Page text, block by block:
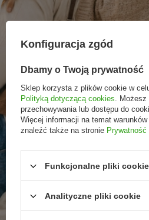
Konfiguracja zgód
Dbamy o Twoją prywatność
Sklep korzysta z plików cookie w
Polityką dotyczącą cookies .
przechowywania lub dostępu do
Więcej informacji na temat
znaleźć także na stronie Prywatność
Funkcjonalne pliki
Analityczne pliki cookie